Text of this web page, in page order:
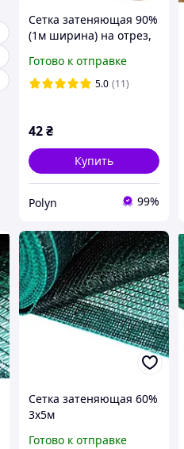
Сетка затеняющая 90%
(1м ширина) на отрез,
Готово к отправке
5.0 (11)
42₴
Купить
Polyn 99%
Сетка затеняющая 60%
3х5м
Готово к отправке